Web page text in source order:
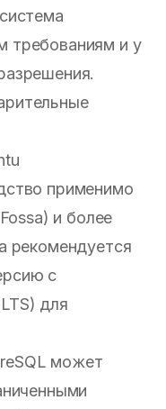
требованиям и у
применимо
и более
рекомендуется
с
для
может